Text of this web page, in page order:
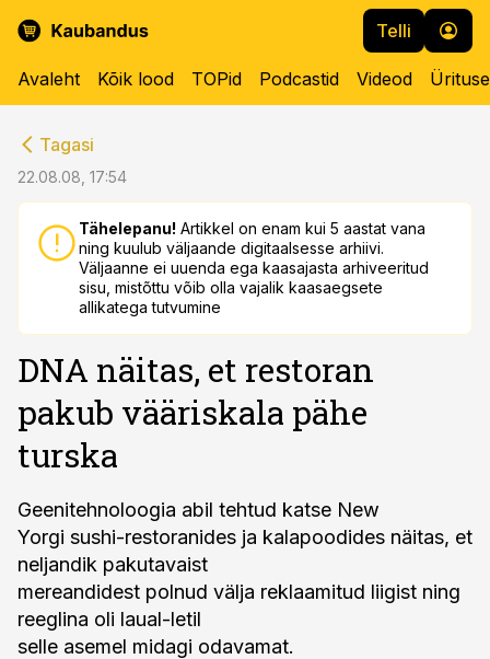
Telli
Avaleht Kõik lood TOPid Podcastid Videod
Tagasi
22.08.08, 17:54
Tähelepanu! Artikkel on enam kui 5 aastat vana
ning kuulub väljaande digitaalsesse arhiivi.
Väljaanne ei uuenda ega kaasajasta arhiveeritud
sisu, mistõttu võib olla vajalik kaasaegsete
allikatega tutvumine
DNA näitas, et restoran
pakub vääriskala pähe
turska
Geenitehnoloogia abil tehtud katse New
Yorgi sushi-restoranides ja kalapoodides näitas, et
neljandik pakutavaist
mereandidest polnud välja reklaamitud liigist ning
reeglina oli laual-letil
selle asemel midagi odavamat.